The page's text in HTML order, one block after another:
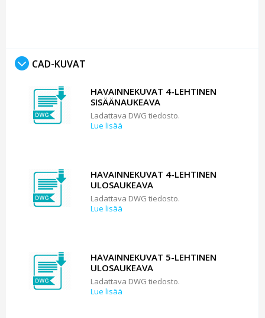
CAD-KUVAT
HAVAINNEKUVAT 4-LEHTINEN
SISÄÄNAUKEAVA
Ladattava DWG tiedosto.
Lue lisää
HAVAINNEKUVAT 4-LEHTINEN
ULOSAUKEAVA
Ladattava DWG tiedosto.
Lue lisää
HAVAINNEKUVAT 5-LEHTINEN
ULOSAUKEAVA
Ladattava DWG tiedosto.
Lue lisää